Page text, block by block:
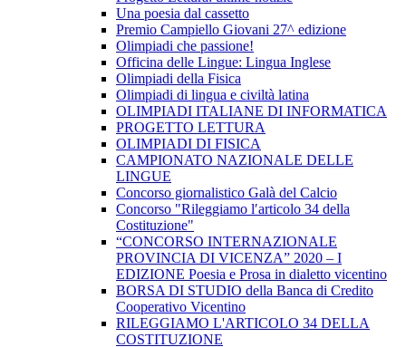
Una poesia dal cassetto
Premio Campiello Giovani 27^ edizione
Olimpiadi che passione!
Officina delle Lingue: Lingua Inglese
Olimpiadi della Fisica
Olimpiadi di lingua e civiltà latina
OLIMPIADI ITALIANE DI INFORMATICA
PROGETTO LETTURA
OLIMPIADI DI FISICA
CAMPIONATO NAZIONALE DELLE
LINGUE
Concorso giornalistico Galà del Calcio
Concorso "Rileggiamo l′articolo 34 della
Costituzione"
“CONCORSO INTERNAZIONALE
PROVINCIA DI VICENZA” 2020 – I
EDIZIONE Poesia e Prosa in dialetto vicentino
BORSA DI STUDIO della Banca di Credito
Cooperativo Vicentino
RILEGGIAMO L'ARTICOLO 34 DELLA
COSTITUZIONE